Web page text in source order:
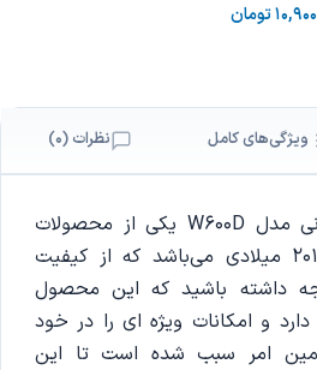
تومان
ویژگی‌های کامل نظرات (0)
تلویزیون 32 اینچ سونی مدل W600D یکی از محصولات
عرضه شده در سال 2018 میلادی می‌باشد که از کیفیت
داشته باشید که این محصول
دارد و امکانات ویژه ای را در خود
امر سبب شده است تا این